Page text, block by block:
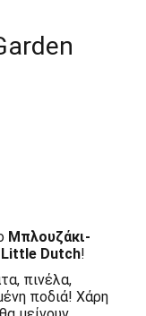
Μπλουζάκι-
Little Dutch!
πινέλα,
ποδιά! Χάρη